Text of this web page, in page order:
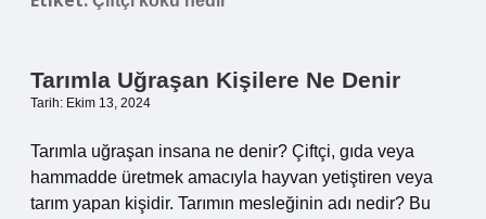
Tarımla Uğraşan Kişilere Ne Denir
Tarih: Ekim 13, 2024
Tarımla uğraşan insana ne denir? Çiftçi, gıda veya
hammadde üretmek amacıyla hayvan yetiştiren veya
tarım yapan kişidir. Tarımın mesleğinin adı nedir? Bu